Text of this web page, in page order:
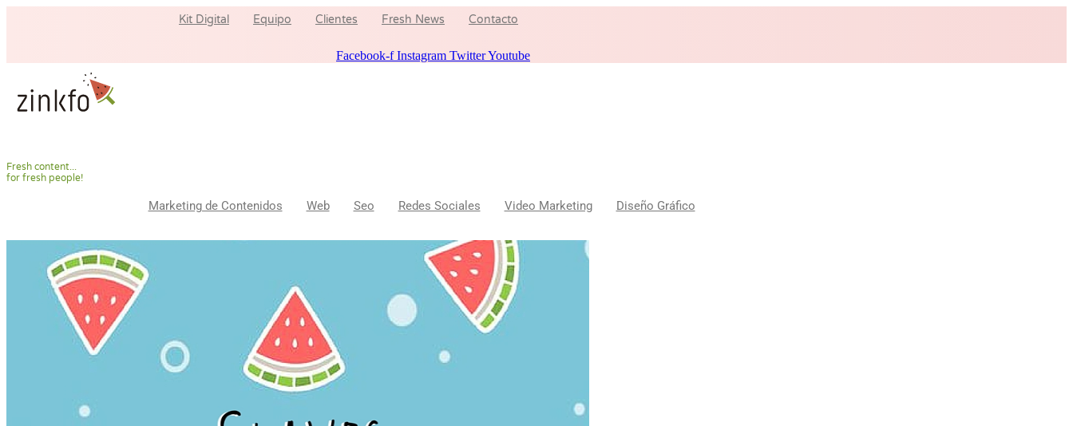
Kit Digital Equipo Clientes Fresh News Contacto
Facebook-f Instagram TwitterYoutube
Fresh content...
for fresh people!
Marketing de Contenidos Web Seo Redes Sociales Video Marketing Diseño Gráfico